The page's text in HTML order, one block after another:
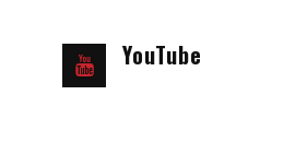
YouTube